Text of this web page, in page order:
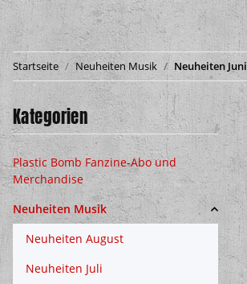
Startseite Neuheiten Musik Neuheiten Juni
Kategorien
Plastic Bomb Fanzine-Abo und
Merchandise
Neuheiten Musik
Neuheiten August
Neuheiten Juli